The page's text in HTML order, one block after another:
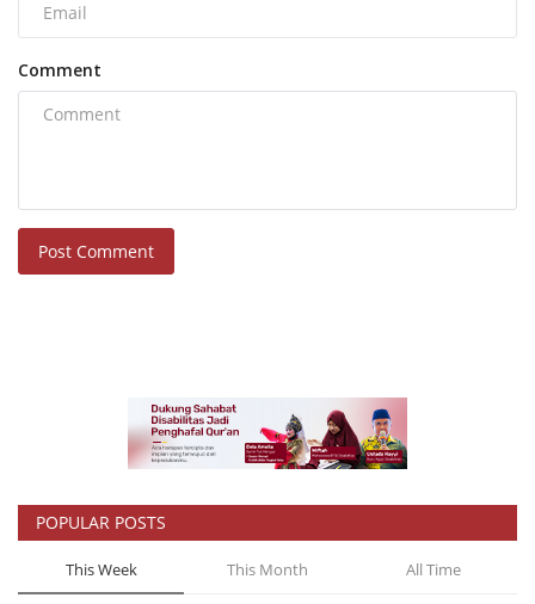
Comment
POPULAR POSTS
This Week This Month All Time
Ceramah Tentang Berbakti Kepada Orang Tua